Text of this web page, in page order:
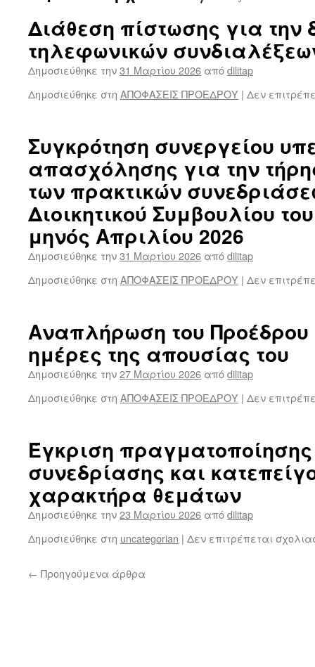
Διάθεση πίστωσης για
τηλεφωνικών
Δημοσιεύθηκε την31 Μαρτίου 2026 απόdilitap
Δημοσιεύθηκε στη ΑΠΟΦΑΣΕΙΣ ΠΡΟΕΔΡΟΥ | Δεν
Συγκρότηση συνεργείου
απασχόλησης για την
των πρακτικών
Διοικητικού Συμβουλίου
μηνός Απριλίου 2026
Δημοσιεύθηκε την31 Μαρτίου 2026 απόdilitap
Δημοσιεύθηκε στη ΑΠΟΦΑΣΕΙΣ ΠΡΟΕΔΡΟΥ | Δεν
Αναπλήρωση του Προέδρου
ημέρες της απουσίας του
Δημοσιεύθηκε την27 Μαρτίου 2026 απόdilitap
Δημοσιεύθηκε στη ΑΠΟΦΑΣΕΙΣ ΠΡΟΕΔΡΟΥ | Δεν
Έγκριση πραγματοποίησης
συνεδρίασης και
χαρακτήρα θεμάτων
Δημοσιεύθηκε την23 Μαρτίου 2026 απόdilitap
Δημοσιεύθηκε στη uncategorian | Δεν επιτρέπεται
← Προηγούμενα άρθρα